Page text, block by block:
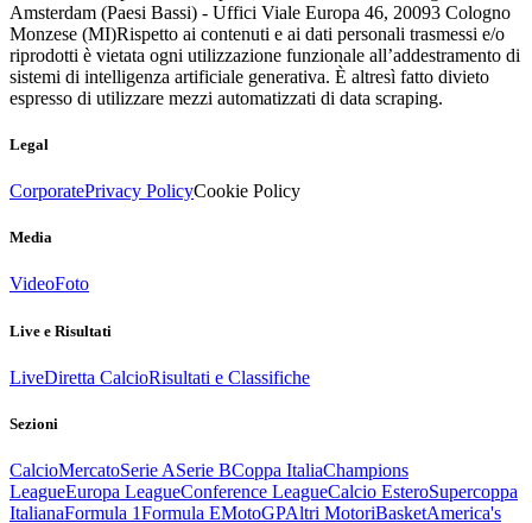
Amsterdam (Paesi Bassi) - Uffici Viale Europa 46, 20093 Cologno
Monzese (MI)Rispetto ai contenuti e ai dati personali trasmessi e/o
riprodotti è vietata ogni utilizzazione funzionale all’addestramento di
sistemi di intelligenza artificiale generativa. È altresì fatto divieto
espresso di utilizzare mezzi automatizzati di data scraping.
Legal
CorporatePrivacy PolicyCookie Policy
Media
VideoFoto
Live e Risultati
LiveDiretta CalcioRisultati e Classifiche
Sezioni
CalcioMercatoSerie ASerie BCoppa ItaliaChampions
LeagueEuropa LeagueConference LeagueCalcio EsteroSupercoppa
ItalianaFormula 1Formula EMotoGPAltri MotoriBasketAmerica's